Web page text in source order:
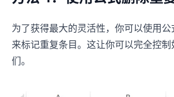
为了获得最大的灵活性，你可以使用
来标记重复条目。这让你可以完全控
们。